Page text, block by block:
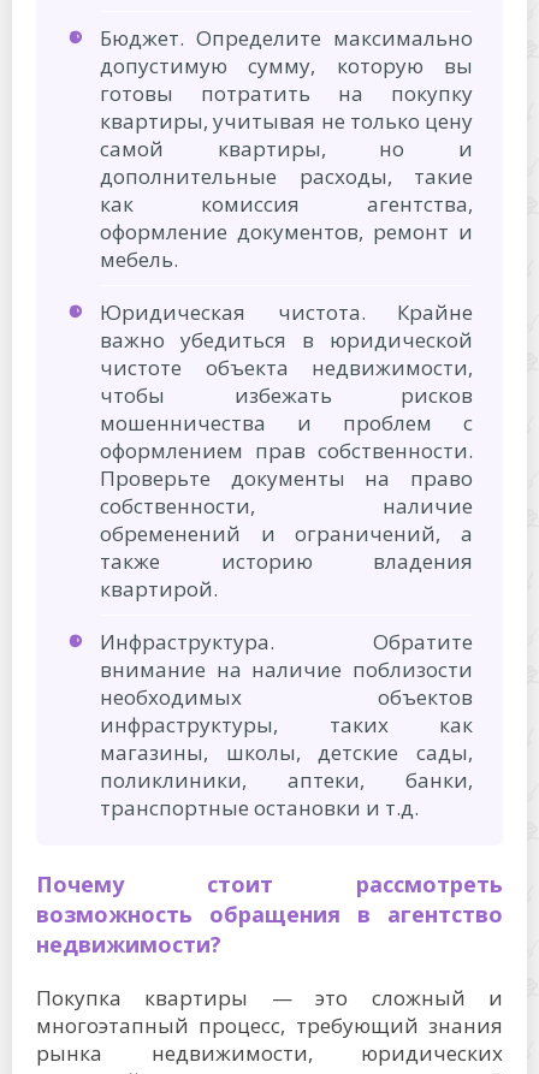
Бюджет. Определите максимально
допустимую сумму, которую вы
готовы потратить на покупку
квартиры, учитывая не только цену
самой квартиры, но и
дополнительные расходы, такие
как комиссия агентства,
оформление документов, ремонт и
мебель.
Юридическая чистота. Крайне
важно убедиться в юридической
чистоте объекта недвижимости,
чтобы избежать рисков
мошенничества и проблем с
оформлением прав собственности.
Проверьте документы на право
собственности, наличие
обременений и ограничений, а
также историю владения
квартирой.
Инфраструктура. Обратите
внимание на наличие поблизости
необходимых объектов
инфраструктуры, таких как
магазины, школы, детские сады,
поликлиники, аптеки, банки,
транспортные остановки и т.д.
Почему стоит рассмотреть
возможность обращения в агентство
недвижимости?
Покупка квартиры — это сложный и
многоэтапный процесс, требующий знания
рынка недвижимости, юридических